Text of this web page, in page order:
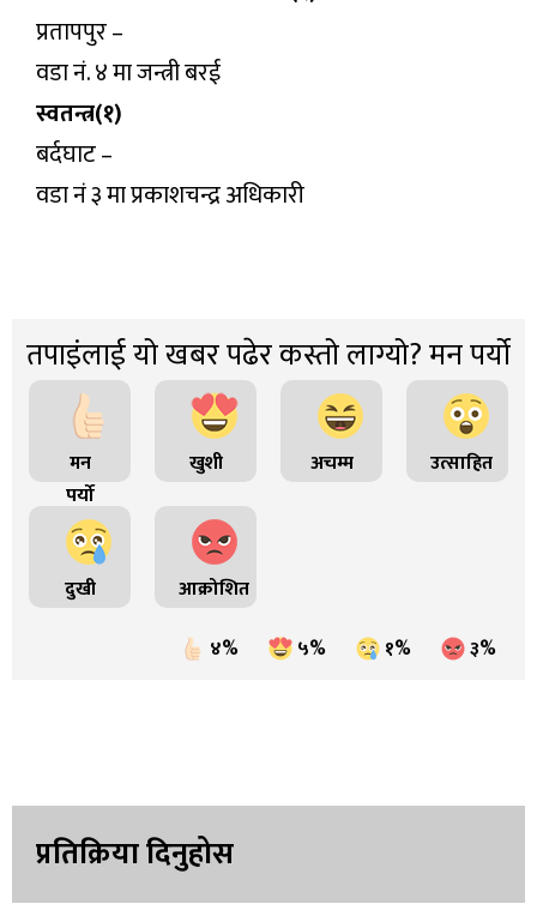
प्रतापपुर –
वडा नं. ४ मा जन्त्री बरई
स्वतन्त्र(१)
बर्दघाट –
वडा नं ३ मा प्रकाशचन्द्र अधिकारी
तपाइंलाई यो खबर पढेर कस्तो लाग्यो? मन पर्यो
मन
पर्यो
खुशी अचम्म उत्साहित
दुखी
आक्रोशित
४%
५% १% ३%
प्रतिक्रिया दिनुहोस